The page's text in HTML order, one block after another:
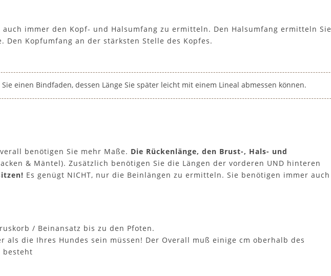
immer den Kopf- und Halsumfang zu ermitteln. Den Halsumfang ermitteln Sie
Kopfumfang an der stärksten Stelle des Kopfes.
einen Bindfaden, dessen Länge Sie später leicht mit einem Lineal abmessen können.
benötigen Sie mehr Maße. Die Rückenlänge, den Brust-, Hals- und
& Mäntel). Zusätzlich benötigen Sie die Längen der vorderen UND hinteren
Es genügt NICHT, nur die Beinlängen zu ermitteln. Sie benötigen immer auch
/ Beinansatz bis zu den Pfoten.
als die Ihres Hundes sein müssen! Der Overall muß einige cm oberhalb des
besteht